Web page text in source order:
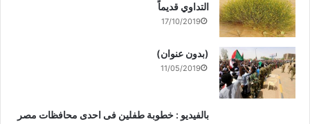
التداوي قديماً
17/10/2019
(بدون عنوان)
11/05/2019
بالفيديو : خطوبة طفلين فى احدى محافظات مصر